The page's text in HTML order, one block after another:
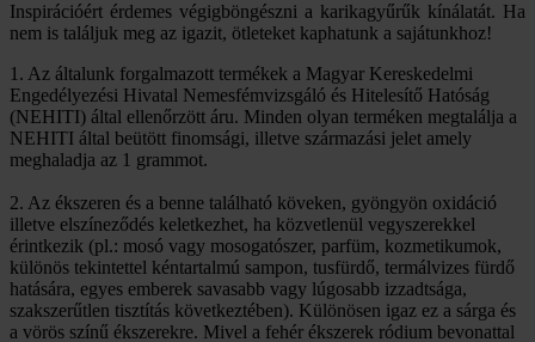
Inspirációért érdemes végigböngészni a karikagyűrűk kínálatát. Ha
nem is találjuk meg az igazit, ötleteket kaphatunk a sajátunkhoz!
1. Az általunk forgalmazott termékek a Magyar Kereskedelmi
Engedélyezési Hivatal Nemesfémvizsgáló és Hitelesítő Hatóság
(NEHITI) által ellenőrzött áru. Minden olyan terméken megtalálja a
NEHITI által beütött finomsági, illetve származási jelet amely
meghaladja az 1 grammot.
2. Az ékszeren és a benne található köveken, gyöngyön oxidáció
illetve elszíneződés keletkezhet, ha közvetlenül vegyszerekkel
érintkezik (pl.: mosó vagy mosogatószer, parfüm, kozmetikumok,
különös tekintettel kéntartalmú sampon, tusfürdő, termálvizes fürdő
hatására, egyes emberek savasabb vagy lúgosabb izzadtsága,
szakszerűtlen tisztítás következtében). Különösen igaz ez a sárga és
a vörös színű ékszerekre. Mivel a fehér ékszerek ródium bevonattal